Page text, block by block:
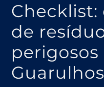
Checklist:
de
perigosos
Guarulhos